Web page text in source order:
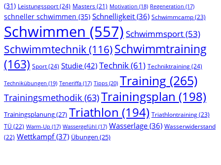
(31) Leistungssport(24) Masters (21) Motivation (18) Regeneration (17)
schneller schwimmen (35) Schnelligkeit (36) Schwimmcamp(23)
Schwimmen (557) Schwimmsport(53)
Schwimmtechnik(116)Schwimmtraining
(163) Sport(24) Studie (42) Technik(61) Techniktraining(24)
Technikübungen (19) Teneriffa (17) Tipps (20) Training (265)
Trainingsmethodik (63)Trainingsplan (198)
Trainingsplanung(27) Triathlon (194) Triathlontraining(23)
TÜ (22) Warm-Up (17) Wassergefühl (17) Wasserlage (36) Wasserwiderstand
(22) Wettkampf(37) Übungen (25)